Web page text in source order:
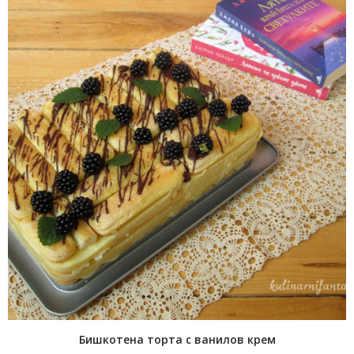
Бишкотена торта с ванилов крем